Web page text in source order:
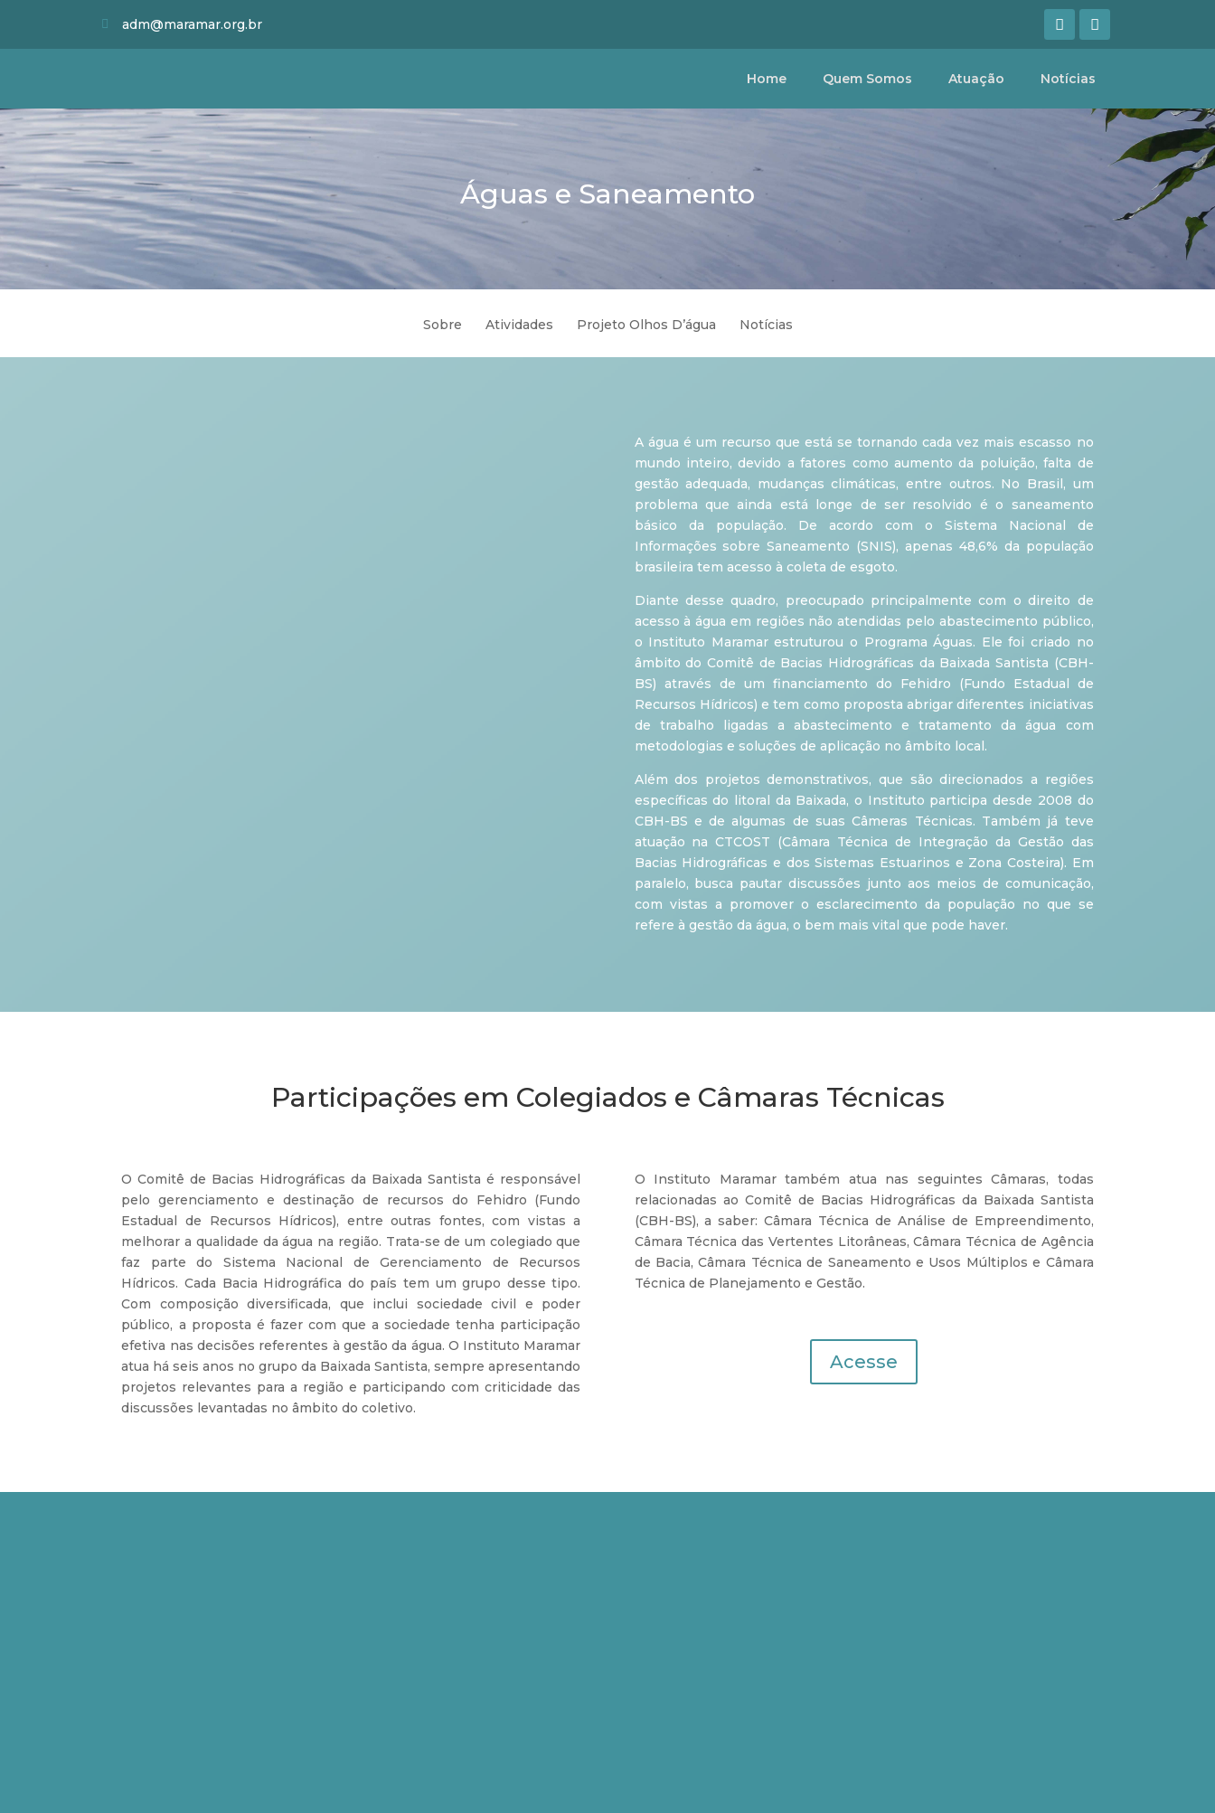
adm@maramar.org.br
Home Quem Somos Atuação Notícias
Águas e Saneamento
Sobre Atividades Projeto Olhos D’água Notícias
A água é um recurso que está se tornando cada vez mais escasso no
mundo inteiro, devido a fatores como aumento da poluição, falta de
gestão adequada, mudanças climáticas, entre outros. No Brasil, um
problema que ainda está longe de ser resolvido é o saneamento
básico da população. De acordo com o Sistema Nacional de
Informações sobre Saneamento (SNIS), apenas 48,6% da população
brasileira tem acesso à coleta de esgoto.
Diante desse quadro, preocupado principalmente com o direito de
acesso à água em regiões não atendidas pelo abastecimento público,
o Instituto Maramar estruturou o Programa Águas. Ele foi criado no
âmbito do Comitê de Bacias Hidrográficas da Baixada Santista (CBH-
BS) através de um financiamento do Fehidro (Fundo Estadual de
Recursos Hídricos) e tem como proposta abrigar diferentes iniciativas
de trabalho ligadas a abastecimento e tratamento da água com
metodologias e soluções de aplicação no âmbito local.
Além dos projetos demonstrativos, que são direcionados a regiões
específicas do litoral da Baixada, o Instituto participa desde 2008 do
CBH-BS e de algumas de suas Câmeras Técnicas. Também já teve
atuação na CTCOST (Câmara Técnica de Integração da Gestão das
Bacias Hidrográficas e dos Sistemas Estuarinos e Zona Costeira). Em
paralelo, busca pautar discussões junto aos meios de comunicação,
com vistas a promover o esclarecimento da população no que se
refere à gestão da água, o bem mais vital que pode haver.
Participações em Colegiados e Câmaras Técnicas
O Comitê de Bacias Hidrográficas da Baixada Santista é responsável
pelo gerenciamento e destinação de recursos do Fehidro (Fundo
Estadual de Recursos Hídricos), entre outras fontes, com vistas a
melhorar a qualidade da água na região. Trata-se de um colegiado que
faz parte do Sistema Nacional de Gerenciamento de Recursos
Hídricos. Cada Bacia Hidrográfica do país tem um grupo desse tipo.
Com composição diversificada, que inclui sociedade civil e poder
público, a proposta é fazer com que a sociedade tenha participação
efetiva nas decisões referentes à gestão da água. O Instituto Maramar
atua há seis anos no grupo da Baixada Santista, sempre apresentando
projetos relevantes para a região e participando com criticidade das
discussões levantadas no âmbito do coletivo.
O Instituto Maramar também atua nas seguintes Câmaras, todas
relacionadas ao Comitê de Bacias Hidrográficas da Baixada Santista
(CBH-BS), a saber: Câmara Técnica de Análise de Empreendimento,
Câmara Técnica das Vertentes Litorâneas, Câmara Técnica de Agência
de Bacia, Câmara Técnica de Saneamento e Usos Múltiplos e Câmara
Técnica de Planejamento e Gestão.
Acesse